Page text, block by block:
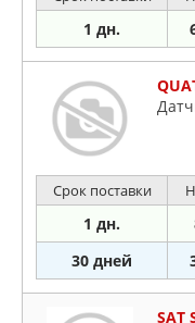
1 дн.
Срок поставки
1 дн.
30 дней
SAT